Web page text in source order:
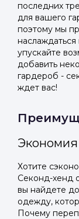
последних
для вашего
поэтому мы
упускайте
добавить
гардероб -
ждет вас!
Экономия
Хотите
Секонд-хенд
вы найдете
одежду,
Почему